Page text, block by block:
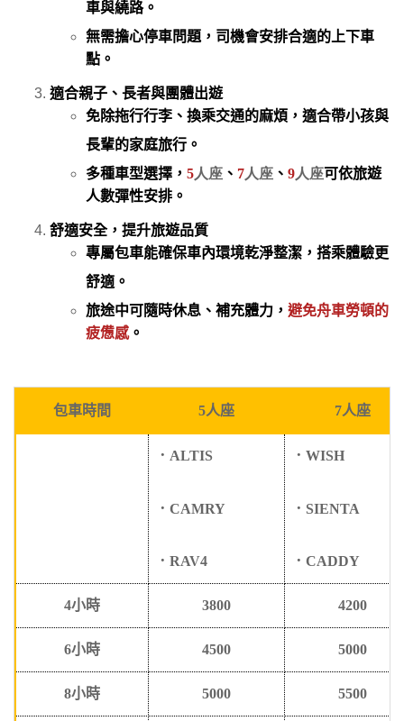
車與繞路。
無需擔心停車問題，司機會安排合適的上下車
點。
適合親子、長者與團體出遊
免除拖行行李 、換乘交通的麻煩，適合帶小孩與
長輩的家庭旅行。
多種車型選擇， 5人座 、 7人座 、 9人座可依旅遊
人數彈性安排。
舒適安全，提升旅遊品質
專屬包車能確保車內環境乾淨整潔 ，搭乘體驗更
舒適。
旅途中可隨時休息、補充體力， 避免舟車勞頓的
疲憊感。
包車時間 5人座 7人座
． ALTIS
．CAMRY
．RAV4
．WISH
． SIENTA
．CADDY
4小時 3800 4200
6小時 4500 5000
8小時 5000 5500